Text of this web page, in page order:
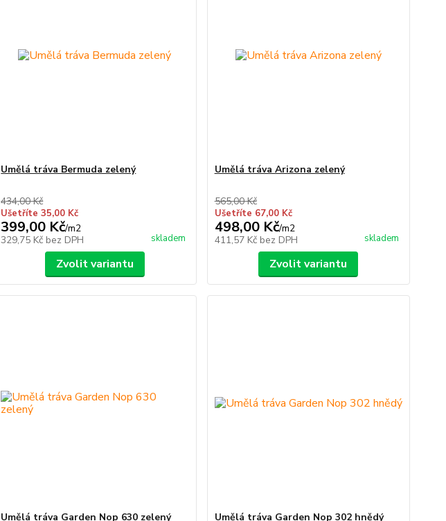
Umělá tráva Bermuda zelený
434,00 Kč
Ušetříte 35,00 Kč
399,00 Kč/m2
329,75 Kč bez DPH skladem
Zvolit variantu
Umělá tráva Arizona zelený
565,00 Kč
Ušetříte 67,00 Kč
498,00 Kč/m2
411,57 Kč bez DPH skladem
Zvolit variantu
Umělá tráva Garden Nop 630 zelený Umělá tráva Garden Nop 302 hnědý